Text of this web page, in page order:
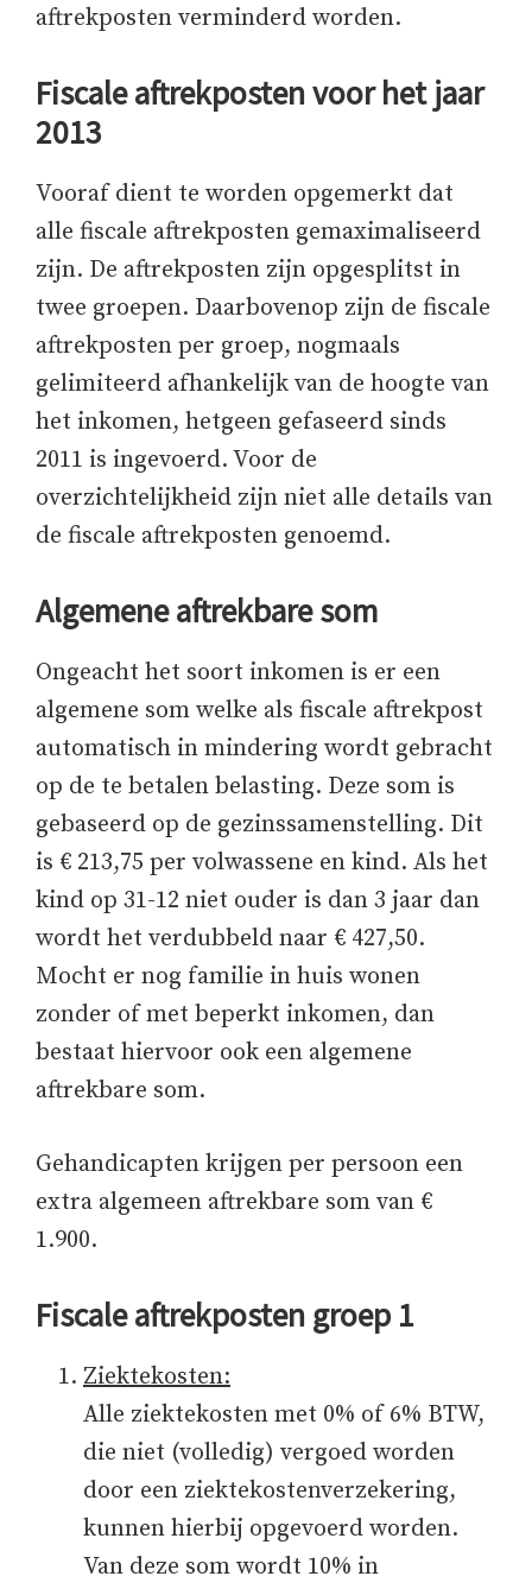
aftrekposten verminderd worden.
Fiscale aftrekposten voor het jaar
2013
Vooraf dient te worden opgemerkt dat
alle fiscale aftrekposten gemaximaliseerd
zijn. De aftrekposten zijn opgesplitst in
twee groepen. Daarbovenop zijn de fiscale
aftrekposten per groep, nogmaals
gelimiteerd afhankelijk van de hoogte van
het inkomen, hetgeen gefaseerd sinds
2011 is ingevoerd. Voor de
overzichtelijkheid zijn niet alle details van
de fiscale aftrekposten genoemd.
Algemene aftrekbare som
Ongeacht het soort inkomen is er een
algemene som welke als fiscale aftrekpost
automatisch in mindering wordt gebracht
op de te betalen belasting. Deze som is
gebaseerd op de gezinssamenstelling. Dit
is € 213,75 per volwassene en kind. Als het
kind op 31-12 niet ouder is dan 3 jaar dan
wordt het verdubbeld naar € 427,50.
Mocht er nog familie in huis wonen
zonder of met beperkt inkomen, dan
bestaat hiervoor ook een algemene
aftrekbare som.
Gehandicapten krijgen per persoon een
extra algemeen aftrekbare som van €
1.900.
Fiscale aftrekposten groep 1
Ziektekosten:
Alle ziektekosten met 0% of 6% BTW,
die niet (volledig) vergoed worden
door een ziektekostenverzekering,
kunnen hierbij opgevoerd worden.
Van deze som wordt 10% in